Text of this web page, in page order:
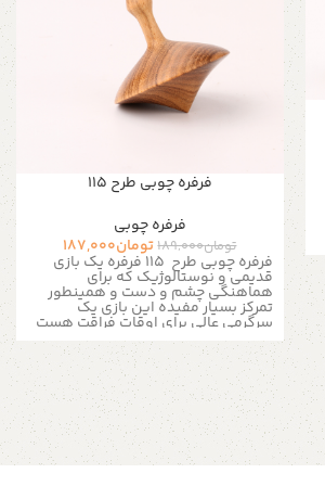
فرفره چوبی طرح 115
فرفره چوبی
تومان189,000تومان187,000
فرفره چوبی طرح 115 فرفره یک بازی
قدیمی و نوستالوژیک که برای
هماهنگی چشم و دست و همینطور
تمرکز بسیار مفیده این بازی یک
سرگرمی عالی برای اوقات فراقت هست
خصوصیات محصول : رنگ بدنه : چوب
روشن جنس بدنه : چوب اندازه ها :
ارتفاع محصول : 7 الی 8 سانتی متر قطر
فرفره: 3 الی 4 سانتی متر جزئیات
محصول : نوع محصول: استاندارد مواد
پایه: چوب برای اطلاعات بیشتر از طریق
دایرکت و یا به شماره 09357478096
از طریق واتساپ و تلگرام پیام بدید
لطفا توجه داشته باشید که به دلیل